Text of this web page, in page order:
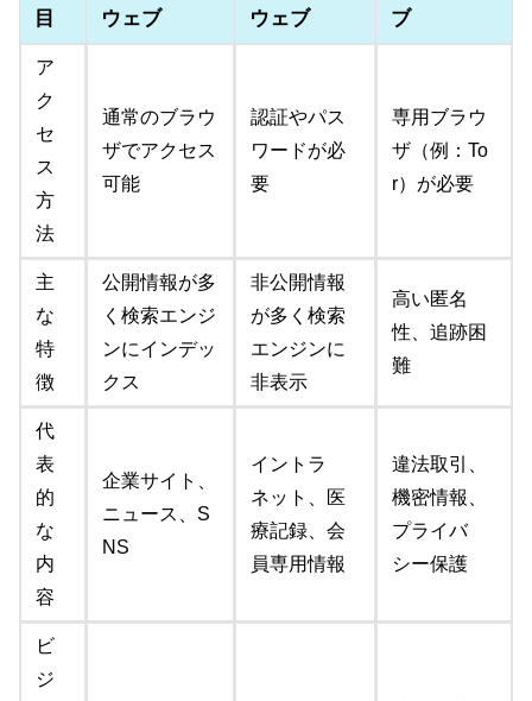
目 ウェブ ウェブ ブ
ア
ク
セ
ス
方
法
通常のブラウ
ザでアクセス
可能
認証やパス
ワードが必
要
専用ブラウ
ザ（例：To
r）が必要
主
な
特
徴
公開情報が多
く検索エンジ
ンにインデッ
クス
非公開情報
が多く検索
エンジンに
非表示
高い匿名
性、追跡困
難
代
表
的
な
内
容
企業サイト、
ニュース、S
NS
イントラ
ネット、医
療記録、会
員専用情報
違法取引、
機密情報、
プライバ
シー保護
ビ
ジ